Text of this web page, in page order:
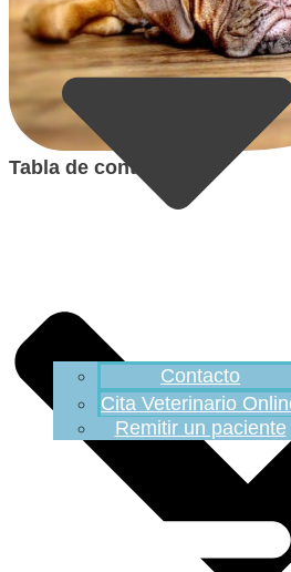
Contacto
Cita Veterinario
Remitir un paciente
Tabla de contenidos